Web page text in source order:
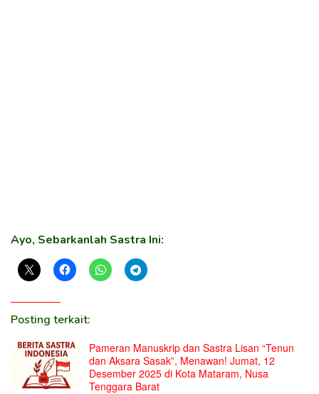
Ayo, Sebarkanlah Sastra Ini:
Posting terkait:
Pameran Manuskrip dan Sastra Lisan “Tenun
dan Aksara Sasak”, Menawan! Jumat, 12
Desember 2025 di Kota Mataram, Nusa
Tenggara Barat